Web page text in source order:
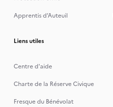
Apprentis d’Auteuil
Liens utiles
Centre d'aide
Charte de la Réserve Civique
Fresque du Bénévolat